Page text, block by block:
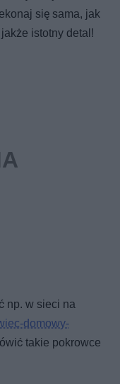
się sama, jak
istotny detal!
np. w sieci na
domowy-
takie pokrowce